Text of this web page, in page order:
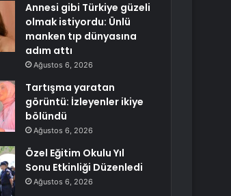
Annesi gibi Türkiye güzeli
olmak istiyordu: Ünlü
manken tıp dünyasına
adım attı
Ağustos 6, 2026
Tartışma yaratan
görüntü: İzleyenler ikiye
bölündü
Ağustos 6, 2026
Özel Eğitim Okulu Yıl
Sonu Etkinliği Düzenledi
Ağustos 6, 2026